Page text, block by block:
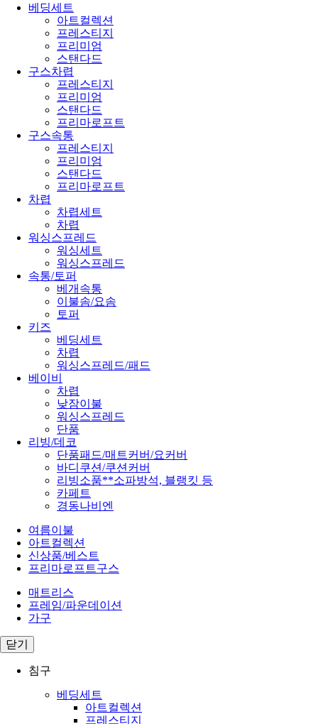
베딩세트
아트컬렉션
프레스티지
프리미엄
스탠다드
구스차렵
프레스티지
프리미엄
스탠다드
프리마로프트
구스속통
프레스티지
프리미엄
스탠다드
프리마로프트
차렵
차렵세트
차렵
워싱스프레드
워싱세트
워싱스프레드
속통/토퍼
베개속통
이불솜/요솜
토퍼
키즈
베딩세트
차렵
워싱스프레드/패드
베이비
차렵
낮잠이불
워싱스프레드
단품
리빙/데코
단품패드/매트커버/요커버
바디쿠션/쿠션커버
리빙소품**소파방석, 블랭킷 등
카페트
경동나비엔
여름이불
아트컬렉션
신상품/베스트
프리마로프트구스
매트리스
프레임/파운데이션
가구
닫기
침구
베딩세트
아트컬렉션
프레스티지